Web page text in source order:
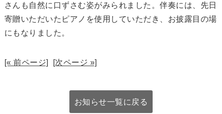
さんも自然に口ずさむ姿がみられました。伴奏には、先日
寄贈いただいたピアノを使用していただき、お披露目の場
にもなりました。
[« 前ページ] [次ページ »]
お知らせ一覧に戻る